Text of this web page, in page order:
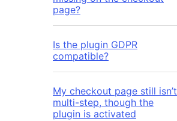
page?
Is the plugin GDPR
compatible?
My checkout page still isn’t
multi-step, though the
plugin is activated